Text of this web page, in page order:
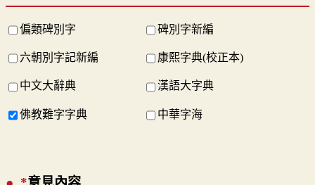
偏類碑別字 碑別字新編
六朝別字記新編 康熙字典(校正本)
中文大辭典 漢語大字典
佛教難字字典 中華字海